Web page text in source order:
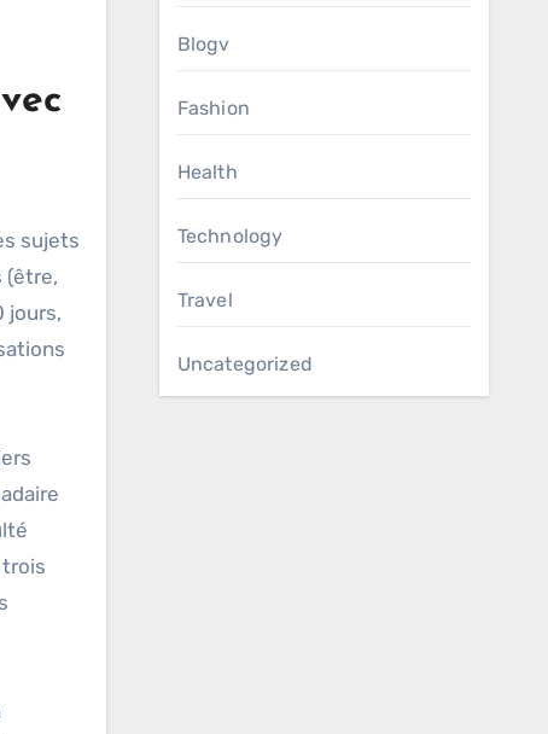
sujets
(être,
jours,
Blogv
Fashion
Health
Technology
Travel
Uncategorized